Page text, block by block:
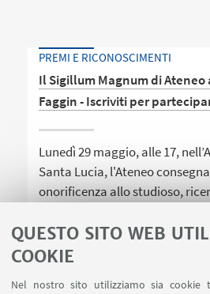
QUESTO SITO WEB
COOKIE
Nel nostro sito utilizziamo sia cookie
PREMI E RICONOSCIMENTI
Il Sigillum Magnum di Ateneo
Faggin - Iscriviti per
Lunedì 29 maggio, alle 17,
Santa Lucia, l'Ateneo
onorificenza allo studioso,
magistralis.